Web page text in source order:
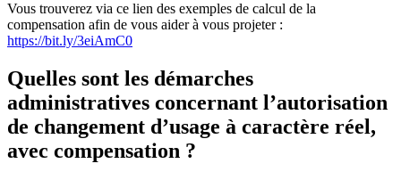
Vous trouverez via ce lien des exemples de calcul de la
compensation afin de vous aider à vous projeter :
https://bit.ly/3eiAmC0
Quelles sont les démarches
administratives concernant l’autorisation
de changement d’usage à caractère réel,
avec compensation ?